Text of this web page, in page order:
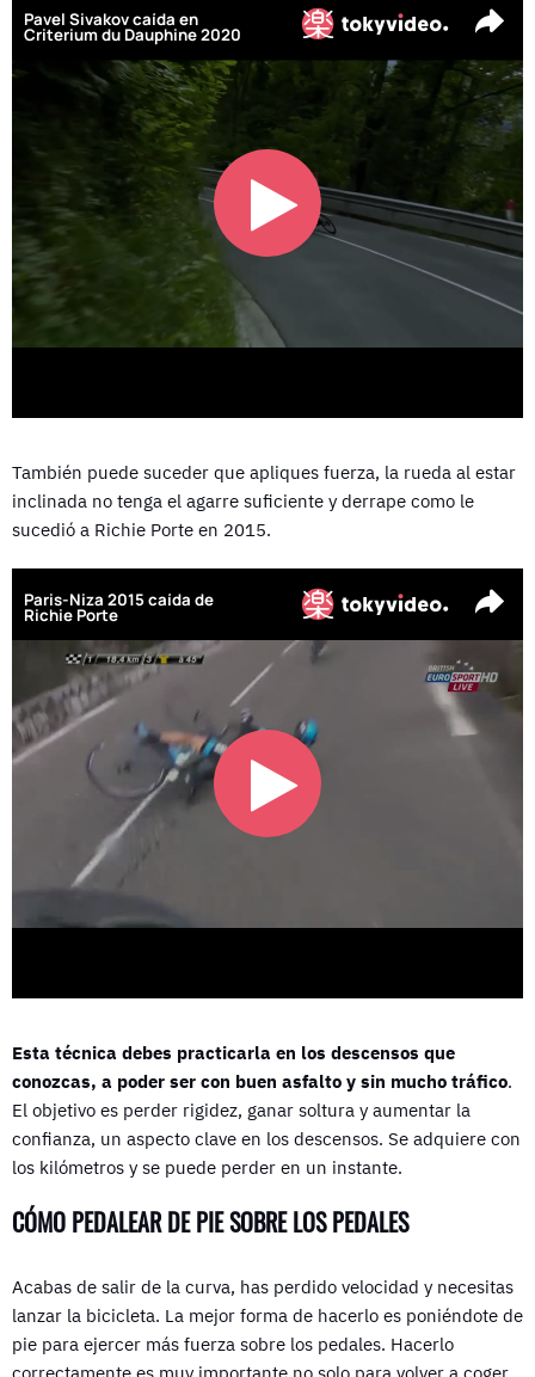
También puede suceder que apliques fuerza, la rueda al estar
inclinada no tenga el agarre suficiente y derrape como le
sucedió a Richie Porte en 2015.
Esta técnica debes practicarla en los descensos que
conozcas, a poder ser con buen asfalto y sin mucho tráfico.
El objetivo es perder rigidez, ganar soltura y aumentar la
confianza, un aspecto clave en los descensos. Se adquiere con
los kilómetros y se puede perder en un instante.
CÓMO PEDALEAR DE PIE SOBRE LOS PEDALES
Acabas de salir de la curva, has perdido velocidad y necesitas
lanzar la bicicleta. La mejor forma de hacerlo es poniéndote de
pie para ejercer más fuerza sobre los pedales. Hacerlo
correctamente es muy importante no solo para volver a coger